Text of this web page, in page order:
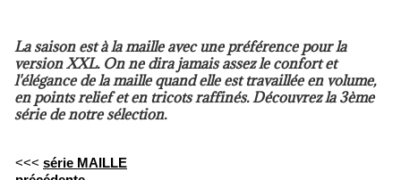
La saison est à la maille avec une préférence pour la
version XXL. On ne dira jamais assez le confort et
l'élégance de la maille quand elle est travaillée en volume,
en points relief et en tricots raffinés. Découvrez la 3ème
série de notre sélection.
<<< série MAILLE